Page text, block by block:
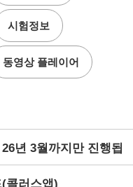
시험정보
동영상 플레이어
년 3월까지만 진행됩
콜러스앱)